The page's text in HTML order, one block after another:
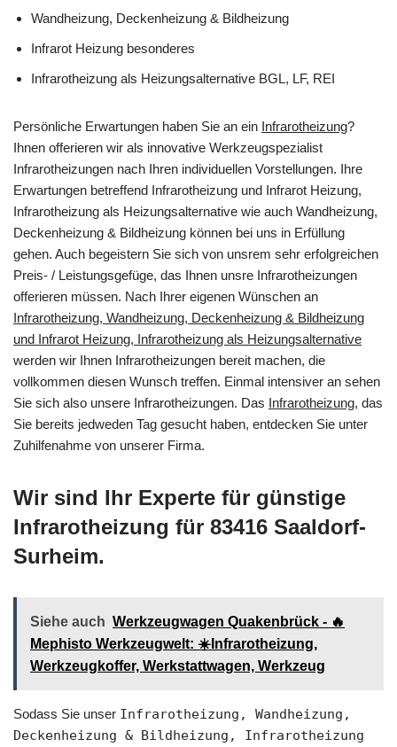
Wandheizung, Deckenheizung & Bildheizung
Infrarot Heizung besonderes
Infrarotheizung als Heizungsalternative BGL, LF, REI
Persönliche Erwartungen haben Sie an ein Infrarotheizung?
Ihnen offerieren wir als innovative Werkzeugspezialist
Infrarotheizungen nach Ihren individuellen Vorstellungen. Ihre
Erwartungen betreffend Infrarotheizung und Infrarot Heizung,
Infrarotheizung als Heizungsalternative wie auch Wandheizung,
Deckenheizung & Bildheizung können bei uns in Erfüllung
gehen. Auch begeistern Sie sich von unsrem sehr erfolgreichen
Preis- / Leistungsgefüge, das Ihnen unsre Infrarotheizungen
offerieren müssen. Nach Ihrer eigenen Wünschen an
Infrarotheizung, Wandheizung, Deckenheizung & Bildheizung
und Infrarot Heizung, Infrarotheizung als Heizungsalternative
werden wir Ihnen Infrarotheizungen bereit machen, die
vollkommen diesen Wunsch treffen. Einmal intensiver an sehen
Sie sich also unsere Infrarotheizungen. Das Infrarotheizung, das
Sie bereits jedweden Tag gesucht haben, entdecken Sie unter
Zuhilfenahme von unserer Firma.
Wir sind Ihr Experte für günstige
Infrarotheizung für 83416 Saaldorf-
Surheim.
Siehe auch Werkzeugwagen Quakenbrück - 🔥
Mephisto Werkzeugwelt: ☀️Infrarotheizung,
Werkzeugkoffer, Werkstattwagen, Werkzeug
Sodass Sie unser Infrarotheizung, Wandheizung,
Deckenheizung & Bildheizung, Infrarotheizung